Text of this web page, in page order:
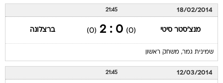
18/02/2014
21:45
מנצ'סטר סיטי (0)
0 : 2
(0) ברצלונה
שמינית גמר, משחק ראשון
12/03/2014
21:45